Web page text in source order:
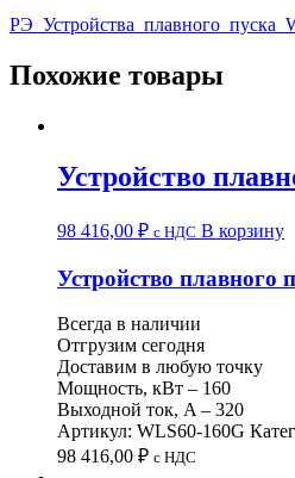
Похожие товары
Устройство
98 416,00 ₽ c НДС В корзину
Устройство плавного
Всегда в наличии
Отгрузим сегодня
Доставим в любую точку
Мощность, кВт – 160
Выходной ток, A – 320
Артикул: WLS60-160G
98 416,00 ₽ c НДС